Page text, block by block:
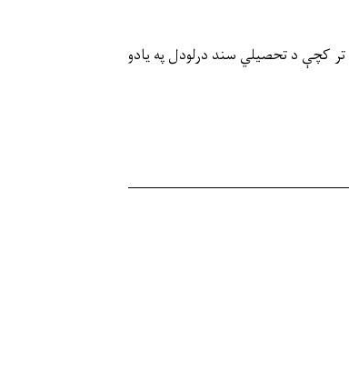
تر کچې دتحصیلي سند درلودل په یادو